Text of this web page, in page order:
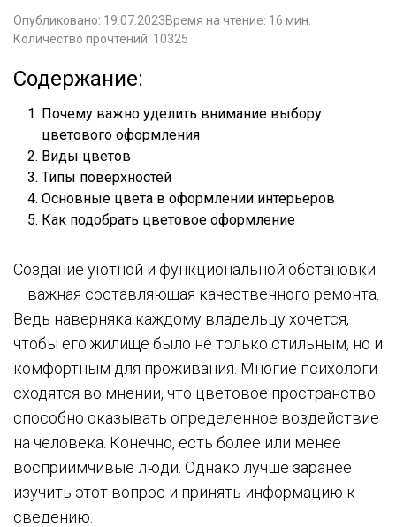
Опубликовано: 19.07.2023Время на чтение: 16 мин.
Количество прочтений: 10325
Содержание:
Почему важно уделить внимание выбору
цветового оформления
Виды цветов
Типы поверхностей
Основные цвета в оформлении интерьеров
Как подобрать цветовое оформление
Создание уютной и функциональной обстановки
– важная составляющая качественного ремонта.
Ведь наверняка каждому владельцу хочется,
чтобы его жилище было не только стильным, но и
комфортным для проживания. Многие психологи
сходятся во мнении, что цветовое пространство
способно оказывать определенное воздействие
на человека. Конечно, есть более или менее
восприимчивые люди. Однако лучше заранее
изучить этот вопрос и принять информацию к
сведению.